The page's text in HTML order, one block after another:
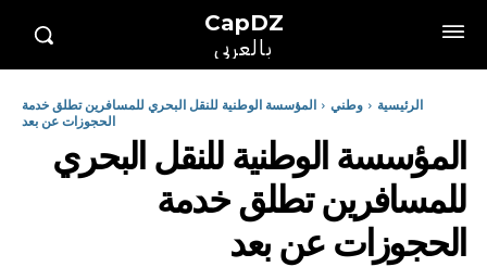
CapDZ
بالعربي
الرئيسية وطني
المؤسسة الوطنية للنقل البحري للمسافرين تطلق خدمة
الحجوزات عن بعد
المؤسسة الوطنية للنقل البحري
للمسافرين تطلق خدمة
الحجوزات عن بعد